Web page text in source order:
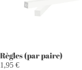
Règles (par paire)
1,95 €